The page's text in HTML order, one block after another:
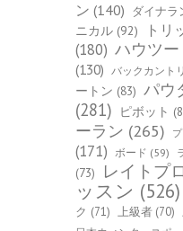
ン (140) ダイナラ
ニカル (92) トリ
(180) ハウツー
(130)
バックカント
ートン (83) パウ
(281)
ピボット
ーラン (265)
(171)
ボード (59)
(73)
レイトプ
ッスン (526)
ク (71) 上級者 (70)